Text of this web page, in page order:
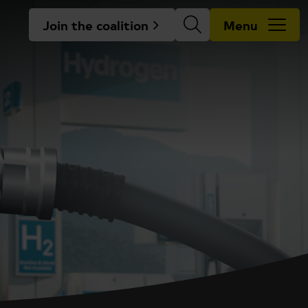
Join the coalition Menu